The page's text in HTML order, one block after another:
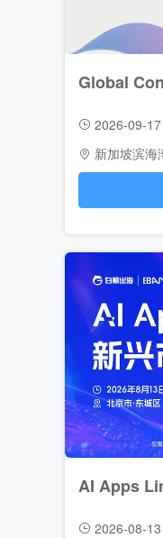
2026-09-
新加坡滨海
2026-08-